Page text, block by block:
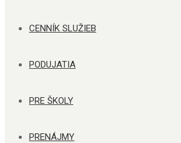
CENNÍK SLUŽIEB
PODUJATIA
PRE ŠKOLY
PRENÁJMY